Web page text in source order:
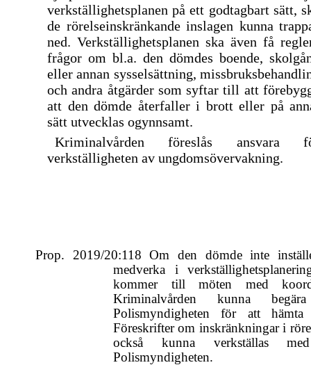
verkställighetsplanen på ett godtagbart sätt,
de rörelseinskränkande inslagen kunna
ned. Verkställighetsplanen ska även få
frågor om bl.a. den dömdes boende,
eller annan sysselsättning,
och andra åtgärder som syftar till att
att den dömde återfaller i brott eller på
sätt utvecklas ogynnsamt.
Kriminalvården föreslås ansvara
verkställigheten av ungdomsövervakning.
Prop. 2019/20:118 Om den dömde inte
medverka i
kommer till möten med
Kriminalvården kunna
Polismyndigheten för att
Föreskrifter om inskränkningar i
också kunna verkställas
Polismyndigheten.